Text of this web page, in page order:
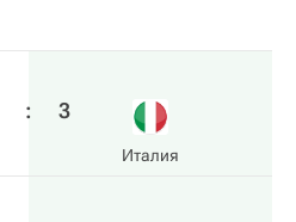
: 3
Италия